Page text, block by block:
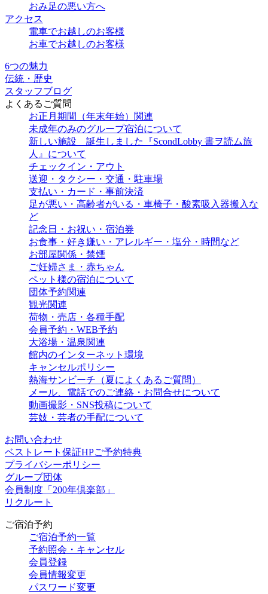
おみ足の悪い方へ
アクセス
電車でお越しのお客様
お車でお越しのお客様
6つの魅力
伝統・歴史
スタッフブログ
よくあるご質問
お正月期間（年末年始）関連
未成年のみのグループ宿泊について
新しい施設 誕生しました『ScondLobby 書ヲ読ム旅
人』について
チェックイン・アウト
送迎・タクシー・交通・駐車場
支払い・カード・事前決済
足が悪い・高齢者がいる・車椅子・酸素吸入器搬入な
ど
記念日・お祝い・宿泊券
お食事・好き嫌い・アレルギー・塩分・時間など
お部屋関係・禁煙
ご妊婦さま・赤ちゃん
ペット様の宿泊について
団体予約関連
観光関連
荷物・売店・各種手配
会員予約・WEB予約
大浴場・温泉関連
館内のインターネット環境
キャンセルポリシー
熱海サンビーチ（夏によくあるご質問）
メール、電話でのご連絡・お問合せについて
動画撮影・SNS投稿について
芸妓・芸者の手配について
お問い合わせ
ベストレート保証HPご予約特典
プライバシーポリシー
グループ団体
会員制度「200年倶楽部」
リクルート
ご宿泊予約
ご宿泊予約一覧
予約照会・キャンセル
会員登録
会員情報変更
パスワード変更